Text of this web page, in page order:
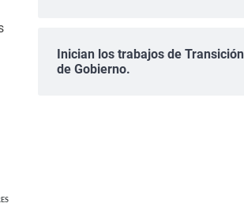
Inician los trabajos de Transición
de Gobierno.